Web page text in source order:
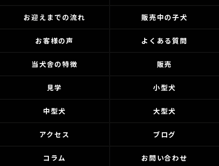
お迎えまでの流れ 販売中の子犬
お客様の声 よくある質問
当犬舎の特徴 販売
見学 小型犬
中型犬 大型犬
アクセス ブログ
コラム お問い合わせ